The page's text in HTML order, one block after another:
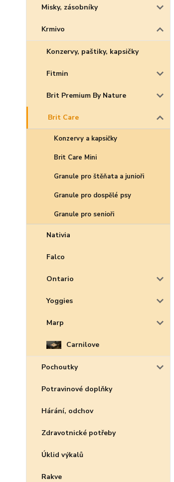
Misky, zásobníky
Krmivo
Konzervy, paštiky, kapsičky
Fitmin
Brit Premium By Nature
Brit Care
Konzervy a kapsičky
Brit Care Mini
Granule pro štěňata a junioři
Granule pro dospělé psy
Granule pro senioři
Nativia
Falco
Ontario
Yoggies
Marp
Carnilove
Pochoutky
Potravinové doplňky
Hárání, odchov
Zdravotnické potřeby
Úklid výkalů
Rakve